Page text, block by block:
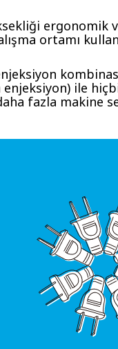
ergonomik
ortamı
enjeksiyon) ile
fazla makine